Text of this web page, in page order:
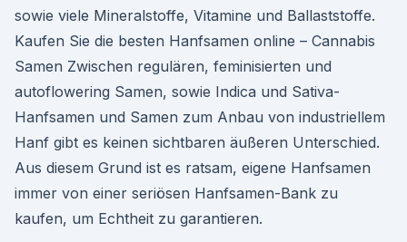
sowie viele Mineralstoffe, Vitamine und Ballaststoffe.
Kaufen Sie die besten Hanfsamen online – Cannabis
Samen Zwischen regulären, feminisierten und
autoflowering Samen, sowie Indica und Sativa-
Hanfsamen und Samen zum Anbau von industriellem
Hanf gibt es keinen sichtbaren äußeren Unterschied.
Aus diesem Grund ist es ratsam, eigene Hanfsamen
immer von einer seriösen Hanfsamen-Bank zu
kaufen, um Echtheit zu garantieren.